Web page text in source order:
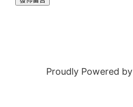
Proudly Powered by